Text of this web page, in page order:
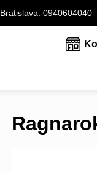
Bratislava: 0940604040